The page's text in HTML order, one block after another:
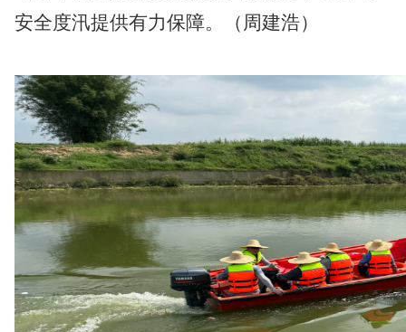
安全度汛提供有力保障。（周建浩）